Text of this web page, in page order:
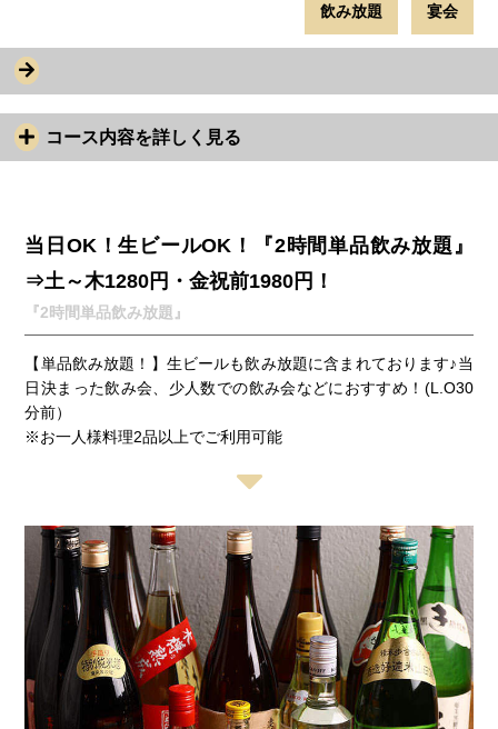
飲み放題 宴会
コース内容を詳しく見る
当日OK！生ビールOK！『2時間単品飲み放題』
⇒土～木1280円・金祝前1980円！
『2時間単品飲み放題』
【単品飲み放題！】生ビールも飲み放題に含まれております♪当
日決まった飲み会、少人数での飲み会などにおすすめ！(L.O30
分前）
※お一人様料理2品以上でご利用可能